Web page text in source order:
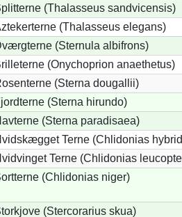
(Thalasseus sandvicensis)
(Thalasseus elegans)
(Sternula albifrons)
(Onychoprion anaethetus)
(Sterna dougallii)
(Sterna hirundo)
(Sterna paradisaea)
Terne (Chlidonias
Terne (Chlidonias
(Chlidonias niger)
(Stercorarius skua)